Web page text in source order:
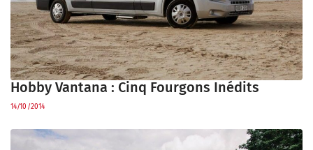
Hobby Vantana : Cinq Fourgons Inédits
14/10/2014